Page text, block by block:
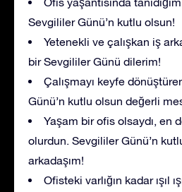
Sevgililer Günü’n kutlu olsun!
Yetenekli ve çalışkan iş
bir Sevgililer Günü dilerim!
Çalışmayı keyfe
Günü’n kutlu olsun değerli
Yaşam bir ofis olsaydı, en
olurdun. Sevgililer Günü’n
arkadaşım!
Ofisteki varlığın kadar ışıl